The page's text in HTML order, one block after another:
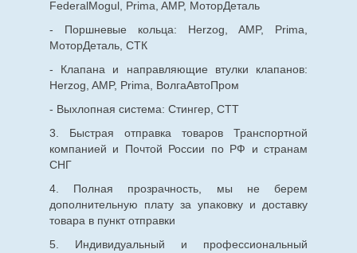
FederalMogul, Prima, AMP, МоторДеталь
- Поршневые кольца: Herzog, AMP, Prima,
МоторДеталь, СТК
- Клапана и направляющие втулки клапанов:
Herzog, AMP, Prima, ВолгаАвтоПром
- Выхлопная система: Стингер, СТТ
3. Быстрая отправка товаров Транспортной
компанией и Почтой России по РФ и странам
СНГ
4. Полная прозрачность, мы не берем
дополнительную плату за упаковку и доставку
товара в пункт отправки
5. Индивидуальный и профессиональный